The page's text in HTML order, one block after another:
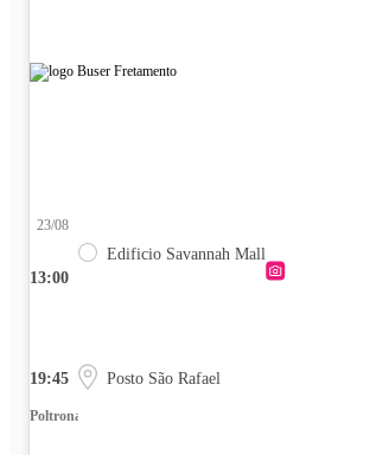
13:00
23/08
Edificio Savannah Mall
19:45 Posto São Rafael
Poltrona